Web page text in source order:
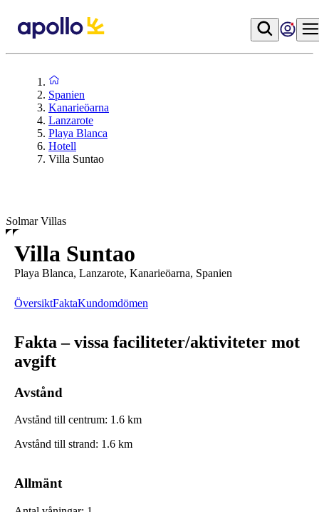
Spanien
Kanarieöarna
Lanzarote
Playa Blanca
Hotell
Villa Suntao
Solmar Villas
Villa Suntao
Playa Blanca, Lanzarote, Kanarieöarna, Spanien
ÖversiktFaktaKundomdömen
Fakta – vissa faciliteter/aktiviteter mot
avgift
Avstånd
Avstånd till centrum: 1.6 km
Avstånd till strand: 1.6 km
Allmänt